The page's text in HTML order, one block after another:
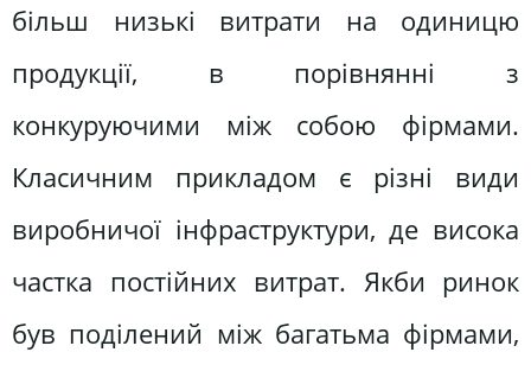
більш низькі витрати на одиницю
продукції, в порівнянні з
конкуруючими між собою фірмами.
Класичним прикладом є різні види
виробничої інфраструктури, де висока
частка постійних витрат. Якби ринок
був поділений між багатьма фірмами,